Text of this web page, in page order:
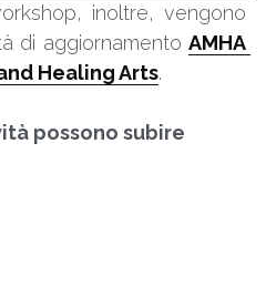
inoltre, vengono
di aggiornamento AMHA
Healing Arts.
possono subire